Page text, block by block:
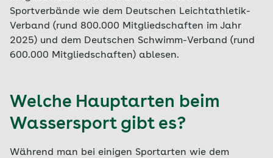
Sportverbände wie dem Deutschen Leichtathletik-
Verband (rund 800.000 Mitgliedschaften im Jahr
2025) und dem Deutschen Schwimm-Verband (rund
600.000 Mitgliedschaften) ablesen.
Welche Hauptarten beim
Wassersport gibt es?
Während man bei einigen Sportarten wie dem